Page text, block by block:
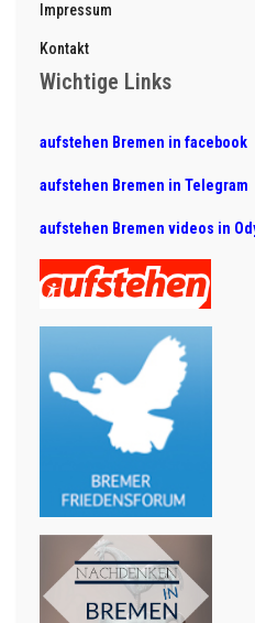
Impressum
Kontakt
Wichtige Links
aufstehen Bremen in facebook
aufstehen Bremen in Telegram
aufstehen Bremen videos in